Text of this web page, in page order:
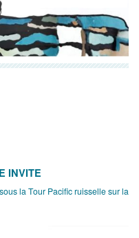
INVITE
la Tour Pacific ruisselle sur la